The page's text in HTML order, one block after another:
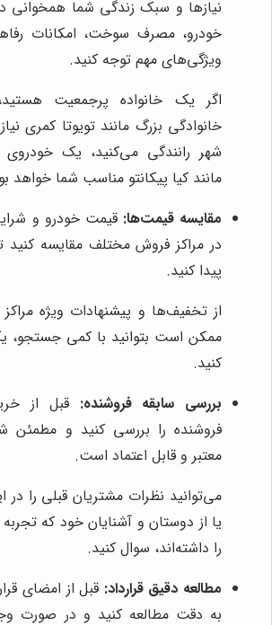
نیازها و سبک زندگی شما همخوانی
خودرو، مصرف سوخت، امکانات
ویژگی‌های مهم توجه کنید.
اگر یک خانواده پرجمعیت
خانوادگی بزرگ مانند تویوتا کمری
شهر رانندگی می‌کنید، یک
مانند کیا پیکانتو مناسب شما خواهد
مقایسه قیمت‌ها: قیمت خودرو و
در مراکز فروش مختلف مقایسه کنید
پیدا کنید.
از تخفیف‌ها و پیشنهادات ویژه
ممکن است بتوانید با کمی جستجو،
کنید.
بررسی سابقه فروشنده: قبل از
فروشنده را بررسی کنید و
معتبر و قابل اعتماد است.
می‌توانید نظرات مشتریان قبلی را در
یا از دوستان و آشنایان خود که
را داشته‌اند، سوال کنید.
مطالعه دقیق قرارداد: قبل از امضای
به دقت مطالعه کنید و در صورت